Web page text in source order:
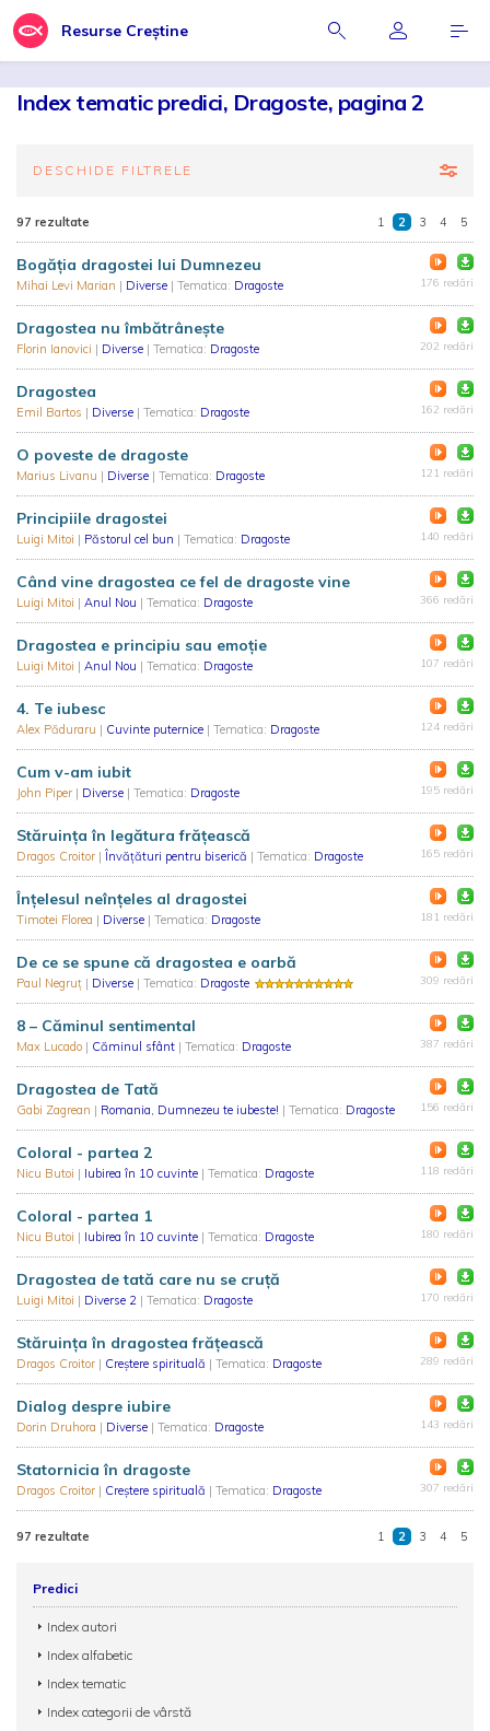
Resurse Creștine
Index tematic predici, Dragoste, pagina 2
DESCHIDE FILTRELE
97 rezultate 1 2 3 4 5
Bogăția dragostei lui Dumnezeu
Mihai Levi Marian | Diverse | Tematica: Dragoste 176 redări
Dragostea nu îmbătrâneşte
Florin Ianovici | Diverse | Tematica: Dragoste 202 redări
Dragostea
Emil Bartos | Diverse | Tematica: Dragoste 162 redări
O poveste de dragoste
Marius Livanu | Diverse | Tematica: Dragoste 121 redări
Principiile dragostei
Luigi Mitoi | Păstorul cel bun | Tematica: Dragoste 140 redări
Când vine dragostea ce fel de dragoste vine
Luigi Mitoi | Anul Nou | Tematica: Dragoste 366 redări
Dragostea e principiu sau emoție
Luigi Mitoi | Anul Nou | Tematica: Dragoste 107 redări
4. Te iubesc
Alex Păduraru | Cuvinte puternice | Tematica: Dragoste 124 redări
Cum v-am iubit
John Piper | Diverse | Tematica: Dragoste 195 redări
Stăruința în legătura frățească
Dragos Croitor | Învățături pentru biserică | Tematica: Dragoste 165 redări
Înțelesul neînțeles al dragostei
Timotei Florea | Diverse | Tematica: Dragoste 181 redări
De ce se spune că dragostea e oarbă
Paul Negruț | Diverse | Tematica: Dragoste 309 redări
8 – Căminul sentimental
Max Lucado | Căminul sfânt | Tematica: Dragoste 387 redări
Dragostea de Tată
Gabi Zagrean | Romania, Dumnezeu te iubeste! | Tematica: Dragoste 156 redări
Coloral - partea 2
Nicu Butoi | Iubirea în 10 cuvinte | Tematica: Dragoste 118 redări
Coloral - partea 1
Nicu Butoi | Iubirea în 10 cuvinte | Tematica: Dragoste 180 redări
Dragostea de tată care nu se cruță
Luigi Mitoi | Diverse 2 | Tematica: Dragoste 170 redări
Stăruința în dragostea frățească
Dragos Croitor | Creștere spirituală | Tematica: Dragoste 289 redări
Dialog despre iubire
Dorin Druhora | Diverse | Tematica: Dragoste 143 redări
Statornicia în dragoste
Dragos Croitor | Creștere spirituală | Tematica: Dragoste 307 redări
97 rezultate 1 2 3 4 5
Predici
Index autori
Index alfabetic
Index tematic
Index categorii de vârstă